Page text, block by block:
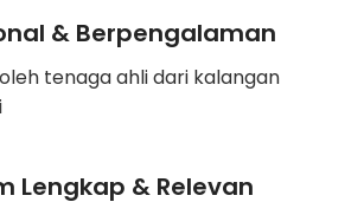
& Berpengalaman
tenaga ahli dari kalangan
Lengkap & Relevan